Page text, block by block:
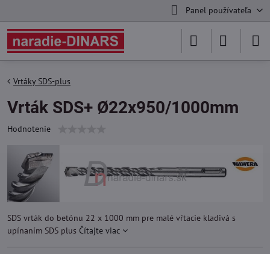
Panel používateľa
Vrtáky SDS-plus
Vrták SDS+ Ø22x950/1000mm
Hodnotenie
SDS vrták do betónu 22 x 1000 mm pre malé vŕtacie kladivá s
upínaním SDS plus Čítajte viac